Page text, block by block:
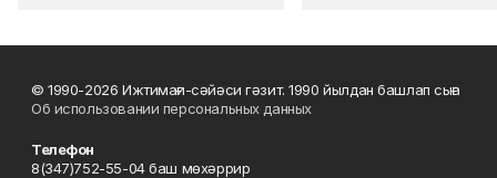
© 1990-2026 Ижтимағи-сәйәси гәзит. 1990 йылдан башлап сыға
Об использовании персональных данных
Телефон
8(347)752-55-04 баш мөхәррир